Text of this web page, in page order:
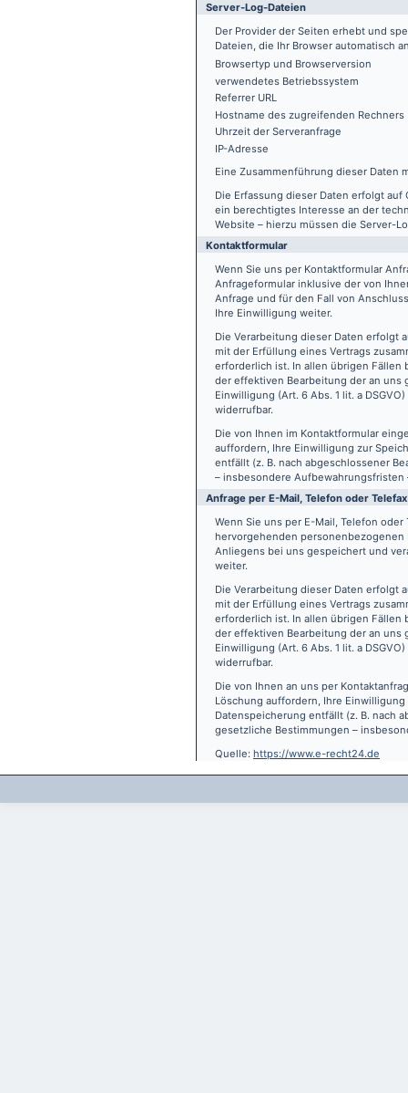
Server-Log-Dateien
Der Provider der Seiten erhebt und
Dateien, die Ihr Browser automatisch
Browsertyp und Browserversion
verwendetes Betriebssystem
Referrer URL
Hostname des zugreifenden Rechners
Uhrzeit der Serveranfrage
IP-Adresse
Eine Zusammenführung dieser Daten
Die Erfassung dieser Daten erfolgt auf
ein berechtigtes Interesse an der
Website – hierzu müssen die Server-
Kontaktformular
Wenn Sie uns per Kontaktformular
Anfrageformular inklusive der von
Anfrage und für den Fall von
Ihre Einwilligung weiter.
Die Verarbeitung dieser Daten erfolgt
mit der Erfüllung eines Vertrags
erforderlich ist. In allen übrigen Fällen
der effektiven Bearbeitung der an uns
Einwilligung (Art. 6 Abs. 1 lit. a
widerrufbar.
Die von Ihnen im Kontaktformular
auffordern, Ihre Einwilligung zur
entfällt (z. B. nach abgeschlossener
– insbesondere
Anfrage per E-Mail, Telefon oder Telefax
Wenn Sie uns per E-Mail, Telefon
hervorgehenden personenbezogenen
Anliegens bei uns gespeichert und
weiter.
Die Verarbeitung dieser Daten erfolgt
mit der Erfüllung eines Vertrags
erforderlich ist. In allen übrigen Fällen
der effektiven Bearbeitung der an uns
Einwilligung (Art. 6 Abs. 1 lit. a
widerrufbar.
Die von Ihnen an uns per
Löschung auffordern, Ihre
Datenspeicherung entfällt (z. B. nach
gesetzliche Bestimmungen –
Quelle: https://www.e-recht24.de